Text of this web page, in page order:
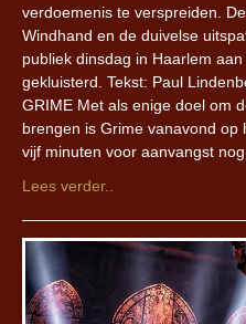
verdoemenis te verspreiden.
Windhand en de duivelse
publiek dinsdag in Haarlem
gekluisterd. Tekst: Paul
GRIME Met als enige doel om
brengen is Grime vanavond op
vijf minuten voor aanvangst
Lees verder..